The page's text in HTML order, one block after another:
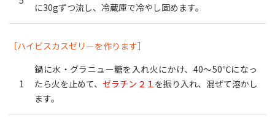
に30gずつ流し、冷蔵庫で冷やし固めます。
［ハイビスカスゼリーを作ります］
鍋に水・グラニュー糖を入れ火にかけ、40～50℃になっ
たら火を止めて、ゼラチン２１ を振り入れ、混ぜて溶かし
ます。